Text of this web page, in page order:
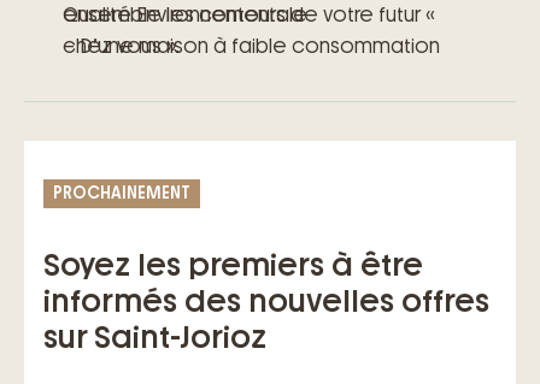
Qualité Environnementale
– D’une maison à faible consommation
– D’engagements précis et clairs
– D’un accompagnement à toutes les
– Des garanties exclusives du contrat de
ensemble les contours de votre futur «
chez vous ».
PROCHAINEMENT
Soyez les premiers à être
informés des nouvelles offres
sur Saint-Jorioz